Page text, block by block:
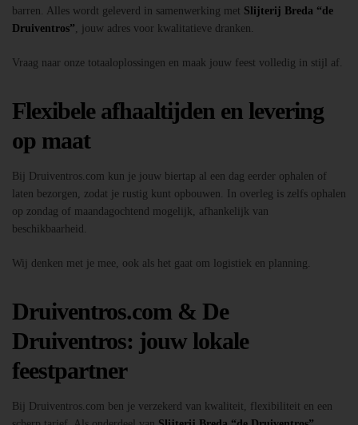
barren. Alles wordt geleverd in samenwerking met Slijterij Breda “de
Druiventros” , jouw adres voor kwalitatieve dranken.
Vraag naar onze totaaloplossingen en maak jouw feest volledig in stijl af.
Flexibele afhaaltijden en levering
op maat
Bij Druiventros.com kun je jouw biertap al een dag eerder ophalen of
laten bezorgen, zodat je rustig kunt opbouwen. In overleg is zelfs ophalen
op zondag of maandagochtend mogelijk, afhankelijk van
beschikbaarheid.
Wij denken met je mee, ook als het gaat om logistiek en planning.
Druiventros.com & De
Druiventros: jouw lokale
feestpartner
Bij Druiventros.com ben je verzekerd van kwaliteit, flexibiliteit en een